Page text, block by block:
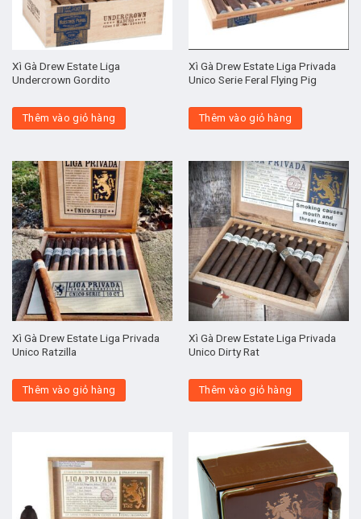
Xì Gà Drew Estate Liga
Undercrown Gordito
Thêm vào giỏ hàng
Xì Gà Drew Estate Liga Privada
Unico Serie Feral Flying Pig
Thêm vào giỏ hàng
Xì Gà Drew Estate Liga Privada
Unico Ratzilla
Thêm vào giỏ hàng
Xì Gà Drew Estate Liga Privada
Unico Dirty Rat
Thêm vào giỏ hàng